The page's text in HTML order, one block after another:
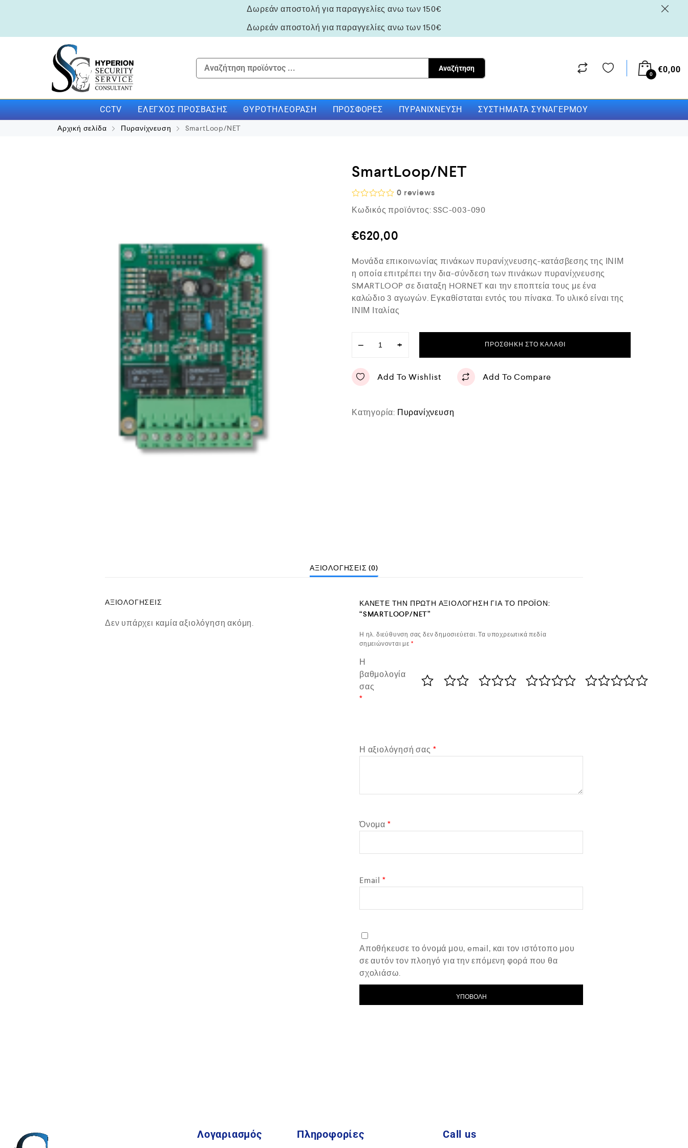
Δωρεάν αποστολή για παραγγελίες ανω των 150€
Δωρεάν αποστολή για παραγγελίες ανω των 150€
Αναζήτηση
0 €0,00
CCTV ΕΛΈΓΧΟΣ ΠΡΌΣΒΑΣΗΣ ΘΥΡΟΤΗΛΕΌΡΑΣΗ ΠΡΟΣΦΟΡΈΣ ΠΥΡΑΝΊΧΝΕΥΣΗ ΣΥΣΤΉΜΑΤΑ ΣΥΝΑΓΕΡΜΟΎ
Αρχική σελίδα Πυρανίχνευση SmartLoop/NET
SmartLoop/NET
Β
α
μ
ο
γ
ή
θ
η
κ
ε
μ
0 reviews
Κωδικός προϊόντος: SSC-003-090
€620,00
Moνάδα επικοινωνίας πινάκων πυρανίχνευσης-κατάσβεσης της ΙΝΙΜ
η οποία επιτρέπει την δια-σύνδεση των πινάκων πυρανίχνευσης
SMARTLOOP σε διαταξη HORNET και την εποπτεία τους με ένα
καλώδιο 3 αγωγών. Εγκαθίσταται εντός του πίνακα. Το υλικό είναι της
ΙΝΙΜ Ιταλίας
− + ΠΡΟΣΘΉΚΗ ΣΤΟ ΚΑΛΆΘΙ
Add To Wishlist Add To Compare
Κατηγορία: Πυρανίχνευση
ΑΞΙΟΛΟΓΉΣΕΙΣ (0)
ΑΞΙΟΛΟΓΉΣΕΙΣ
Δεν υπάρχει καμία αξιολόγηση ακόμη.
ΚΆΝΕΤΕ ΤΗΝ ΠΡΏΤΗ ΑΞΙΟΛΌΓΗΣΗ ΓΙΑ ΤΟ ΠΡΟΪΌΝ:
“SMARTLOOP/NET”
Η ηλ. διεύθυνση σας δεν δημοσιεύεται. Τα υποχρεωτικά πεδία
σημειώνονται με *
Η
βαθμολογία
σας
*
Η αξιολόγησή σας *
Όνομα *
Email *
Αποθήκευσε το όνομά μου, email, και τον ιστότοπο μου
σε αυτόν τον πλοηγό για την επόμενη φορά που θα
σχολιάσω.
Λογαριασμός Πληροφορίες Call us